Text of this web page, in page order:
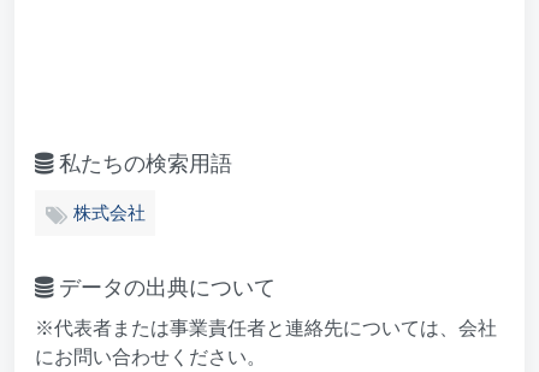
私たちの検索用語
株式会社
データの出典について
※代表者または事業責任者と連絡先については、会社
にお問い合わせください。